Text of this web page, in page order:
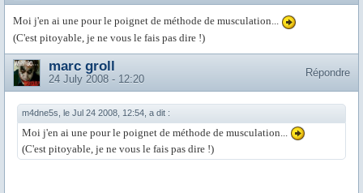
Moi j'en ai une pour le poignet de méthode de musculation...
(C'est pitoyable, je ne vous le fais pas dire !)
Répondre
marc groll
24 July 2008 - 12:20
m4dne5s, le Jul 24 2008, 12:54, a dit :
Moi j'en ai une pour le poignet de méthode de musculation...
(C'est pitoyable, je ne vous le fais pas dire !)